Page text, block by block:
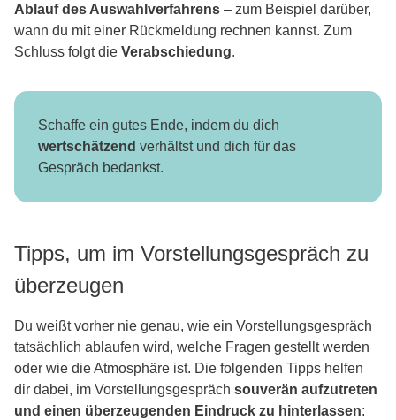
Ablauf des Auswahlverfahrens – zum Beispiel darüber,
wann du mit einer Rückmeldung rechnen kannst. Zum
Schluss folgt die Verabschiedung.
Schaffe ein gutes Ende, indem du dich
wertschätzend verhältst und dich für das
Gespräch bedankst.
Tipps, um im Vorstellungsgespräch zu
überzeugen
Du weißt vorher nie genau, wie ein Vorstellungsgespräch
tatsächlich ablaufen wird, welche Fragen gestellt werden
oder wie die Atmosphäre ist. Die folgenden Tipps helfen
dir dabei, im Vorstellungsgespräch souverän aufzutreten
und einen überzeugenden Eindruck zu hinterlassen: